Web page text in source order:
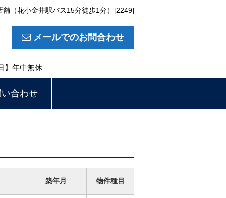
（花小金井駅バス15分徒歩1分）[2249]
メールでのお問合わせ
】年中無休
合わせ
築年月 物件種目